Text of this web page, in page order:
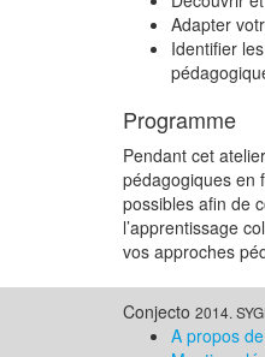
Adapter
Identifier
Programme
Pendant cet
pédagogiques en
possibles afin de
l’apprentissage
vos approches
Conjecto 2014.
A propos